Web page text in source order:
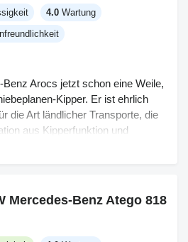
an längeren Tagen.
4.0 Wartung
Arocs jetzt schon eine Weile,
Kipper. Er ist ehrlich
die Art ländlicher Transporte, die
aus Kipperfunktion und
viel einfacher, wenn ich
hatte, alles ist da, wo man es
vielleicht zu viele Knöpfe
angeht, war sie bisher
mich von der Straße gehalten
Mercedes-Benz Atego 818